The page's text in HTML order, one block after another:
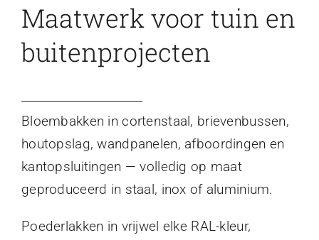
Maatwerk voor tuin en
buitenprojecten
Bloembakken in cortenstaal, brievenbussen,
houtopslag, wandpanelen, afboordingen en
kantopsluitingen — volledig op maat
geproduceerd in staal, inox of aluminium.
Poederlakken in vrijwel elke RAL-kleur,